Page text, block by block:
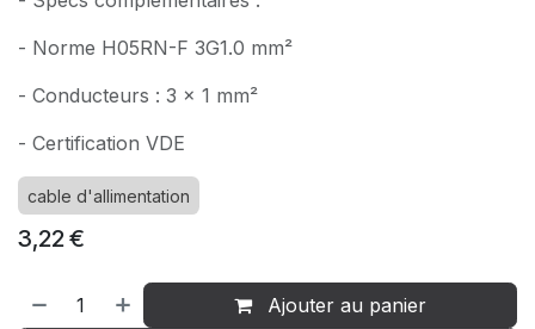
- Norme H05RN-F 3G1.0 mm²
- Conducteurs : 3 x 1 mm²
- Certification VDE
cable d'allimentation
3,22€
Ajouter au panier